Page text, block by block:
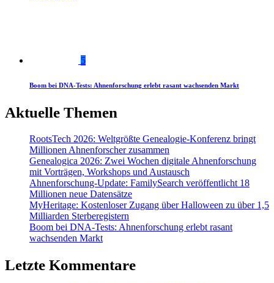
5
Boom bei DNA-Tests: Ahnenforschung erlebt rasant wachsenden Markt
Aktuelle Themen
RootsTech 2026: Weltgrößte Genealogie-Konferenz bringt
Millionen Ahnenforscher zusammen
Genealogica 2026: Zwei Wochen digitale Ahnenforschung
mit Vorträgen, Workshops und Austausch
Ahnenforschung-Update: FamilySearch veröffentlicht 18
Millionen neue Datensätze
MyHeritage: Kostenloser Zugang über Halloween zu über 1,5
Milliarden Sterberegistern
Boom bei DNA-Tests: Ahnenforschung erlebt rasant
wachsenden Markt
Letzte Kommentare